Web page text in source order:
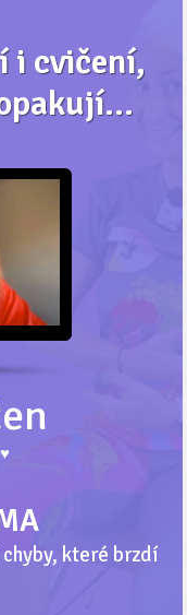
i cvičení,
které brzdí